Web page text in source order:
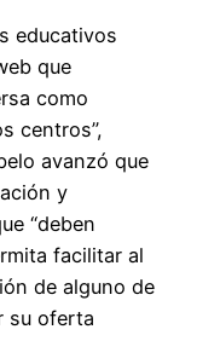
educativos
que
como
centros”,
avanzó que
y
“deben
facilitar al
de alguno de
su oferta